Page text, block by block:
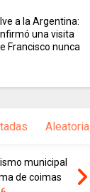
a la Argentina:
una visita
Francisco nunca
Aleatoria
municipal
de coimas